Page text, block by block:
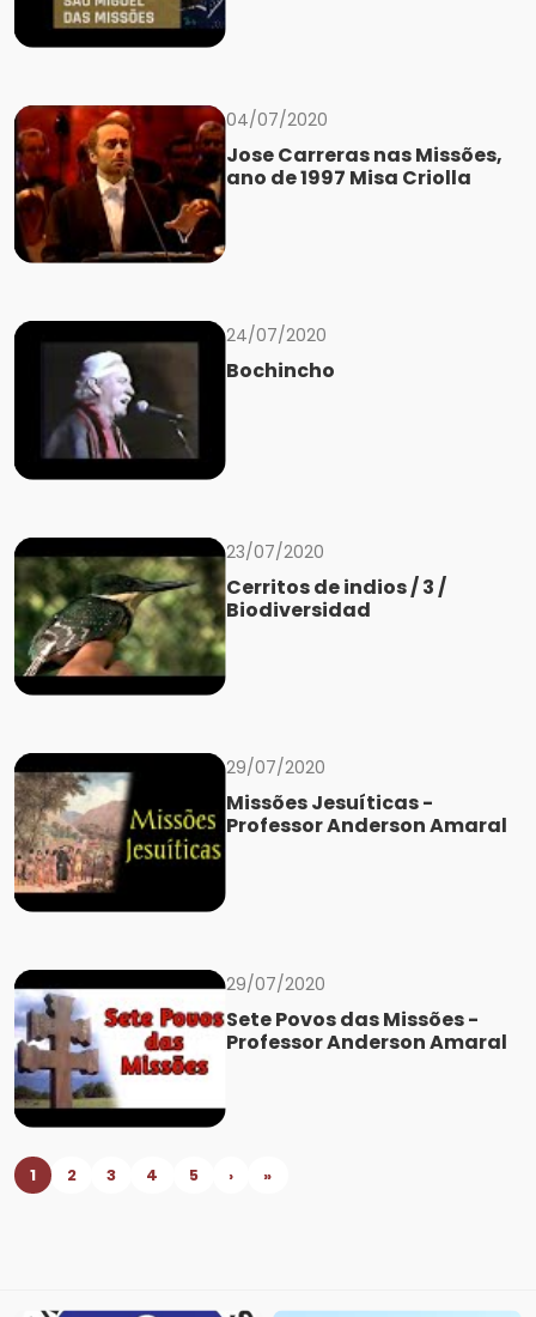
04/07/2020
Jose Carreras nas Missões,
ano de 1997 Misa Criolla
24/07/2020
Bochincho
23/07/2020
Cerritos de indios / 3 /
Biodiversidad
29/07/2020
Missões Jesuíticas -
Professor Anderson Amaral
29/07/2020
Sete Povos das Missões -
Professor Anderson Amaral
1 2 3 4 5 › »